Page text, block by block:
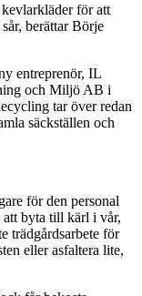
för att
berättar Börje
entreprenör, IL
och Miljö AB i
tar över redan
säckställen och
för den personal
att byta till kärl i vår,
trädgårdsarbete för
eller asfaltera lite,